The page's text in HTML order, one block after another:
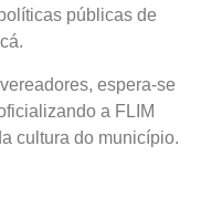
públicas de
espera-se
a FLIM
cultura do município.